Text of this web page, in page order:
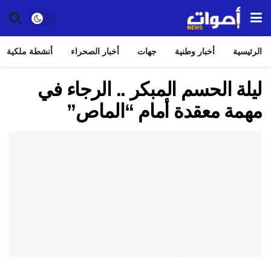
الرئيسية أخبار وطنية جهات أخبار الصحراء أنشطة ملكية
ليلة الحسم المبكر .. الرجاء في
مهمة معقدة أمام “الماص”